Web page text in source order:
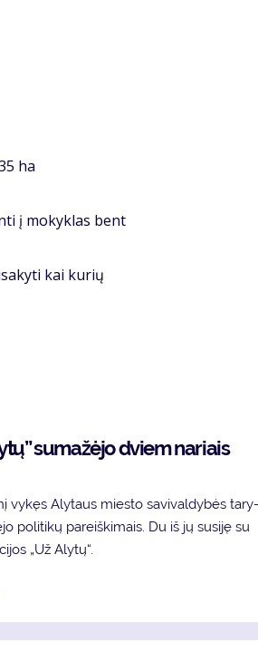
ha
į mokyklas bent
kai kurių
su­ma­žė­jo dviem na­riais
vy­kęs Aly­taus mies­to sa­vi­val­dy­bės ta­ry­
po­li­ti­kų pa­reiš­ki­mais. Du iš jų su­si­ję su
„Už Aly­tų“.